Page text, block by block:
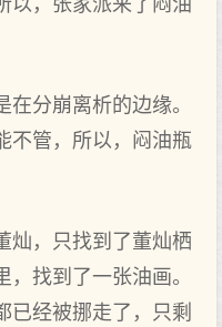
以，张家派来了闷油
分崩离析的边缘。
不管，所以，闷油瓶
灿，只找到了董灿栖
找到了一张油画。
已经被挪走了，只剩